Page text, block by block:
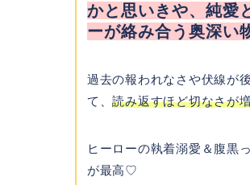
かと思いきや、純愛
ーが絡み合う奥深い
過去の報われなさや伏線が
て、読み返すほど切なさが
ヒーローの執着溺愛＆腹黒
が最高♡